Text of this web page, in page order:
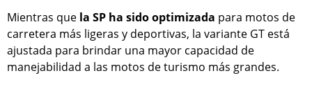
Mientras que la SP ha sido optimizada para motos de
carretera más ligeras y deportivas, la variante GT está
ajustada para brindar una mayor capacidad de
manejabilidad a las motos de turismo más grandes.